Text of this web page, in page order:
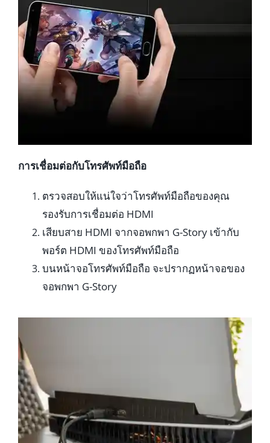
การเชื่อมต่อกับโทรศัพท์มือถือ
ตรวจสอบให้แน่ใจว่าโทรศัพท์มือถือของคุณ
รองรับการเชื่อมต่อ HDMI
เสียบสาย HDMI จากจอพกพา G-Story เข้ากับ
พอร์ต HDMI ของโทรศัพท์มือถือ
บนหน้าจอโทรศัพท์มือถือ จะปรากฏหน้าจอของ
จอพกพา G-Story